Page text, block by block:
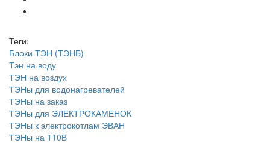
Теги:
Блоки ТЭН (ТЭНБ)
Тэн на воду
ТЭН на воздух
ТЭНы для водонагревателей
ТЭНы на заказ
ТЭНы для ЭЛЕКТРОКАМЕНОК
ТЭНы к электрокотлам ЭВАН
ТЭНы на 110В